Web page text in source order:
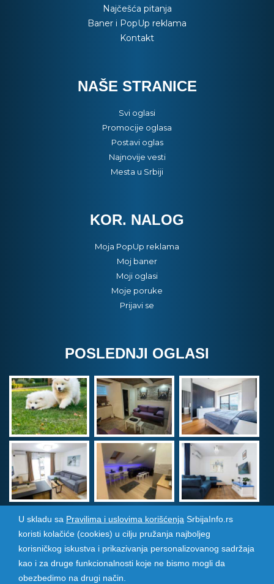
Najčešća pitanja
Baner i PopUp reklama
Kontakt
NAŠE STRANICE
Svi oglasi
Promocije oglasa
Postavi oglas
Najnovije vesti
Mesta u Srbiji
KOR. NALOG
Moja PopUp reklama
Moj baner
Moji oglasi
Moje poruke
Prijavi se
POSLEDNJI OGLASI
Srbija Info©2026. Sva prava zadržana. Pogledajte i
pozarevacinfo.rs
U skladu sa Pravilima i uslovima korišćenja SrbijaInfo.rs
koristi kolačiće (cookies) u cilju pružanja najboljeg
korisničkog iskustva i prikazivanja personalizovanog sadržaja
kao i za druge funkcionalnosti koje ne bismo mogli da
obezbedimo na drugi način.